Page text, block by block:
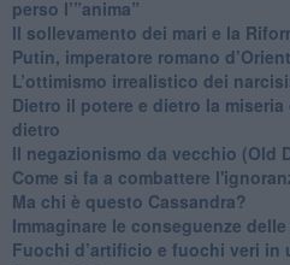
perso l’”anima”
​Il sollevamento dei mari e la
Putin, imperatore romano
​L’ottimismo irrealistico dei
​Dietro il potere e dietro la miseria
dietro
Il negazionismo da vecchio (Old
Come si fa a combattere
Ma chi è questo Cassandra?
Immaginare le conseguenze
​Fuochi d’artificio e fuochi veri in